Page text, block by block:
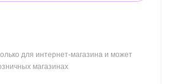
для интернет-магазина и может
магазинах